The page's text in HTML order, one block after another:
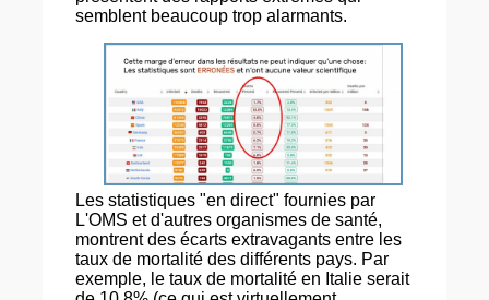
semblent beaucoup trop alarmants.
Les statistiques "en direct" fournies par
L'OMS et d'autres organismes de santé,
montrent des écarts extravagants entre les
taux de mortalité des différents pays. Par
exemple, le taux de mortalité en Italie serait